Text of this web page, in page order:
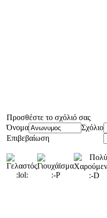
Προσθέστε το σχόλιό σας
Όνομα
Σχόλιο
Επιβεβαίωση